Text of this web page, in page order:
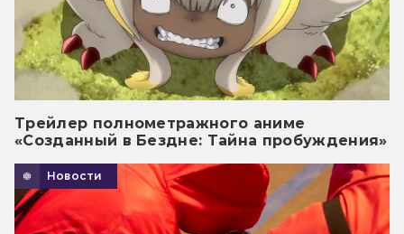
Трейлер полнометражного аниме
«Созданный в Бездне: Тайна пробуждения»
Новости